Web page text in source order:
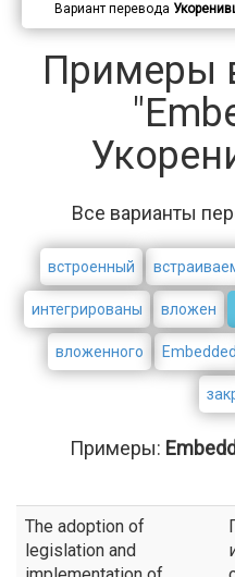
Вариант перевода
Примеры
Все варианты
встроенный
интегрированы вложен
вложенного Embedded
Примеры:
The adoption of
legislation and